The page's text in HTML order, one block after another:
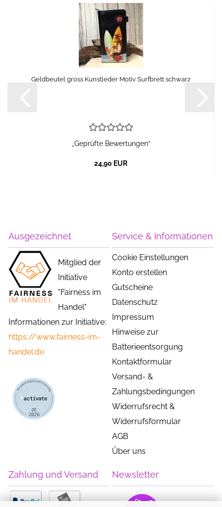
Geldbeutel gross Kunstleder Motiv Surfbrett schwarz
„Geprüfte Bewertungen“
24,90 EUR
Ausgezeichnet
Mitglied der
Initiative
"Fairness im
Handel"
Informationen zur Initiative:
https://www.fairness-im-
handel.de
Service & Informationen
Cookie Einstellungen
Konto erstellen
Gutscheine
Datenschutz
Impressum
Hinweise zur
Batterieentsorgung
Kontaktformular
Versand- &
Zahlungsbedingungen
Widerrufsrecht &
Widerrufsformular
AGB
Über uns
Zahlung und Versand Newsletter